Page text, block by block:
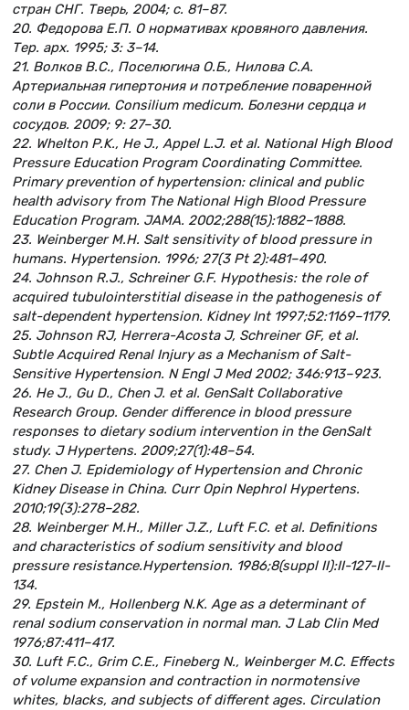
стран СНГ. Тверь, 2004; с. 81–87.
20. Федорова Е.П. О нормативах кровяного давления.
Тер. арх. 1995; 3: 3–14.
21. Волков В.С., Поселюгина О.Б., Нилова С.А.
Артериальная гипертония и потребление поваренной
соли в России. Сonsilium medicum. Болезни сердца и
сосудов. 2009; 9: 27–30.
22. Whelton P.K., He J., Appel L.J. et al. National High Blood
Pressure Education Program Coordinating Committee.
Primary prevention of hypertension: clinical and public
health advisory from The National High Blood Pressure
Education Program. JAMA. 2002;288(15):1882–1888.
23. Weinberger M.H. Salt sensitivity of blood pressure in
humans. Hypertension. 1996; 27(3 Pt 2):481–490.
24. Johnson R.J., Schreiner G.F. Hypothesis: the role of
acquired tubulointerstitial disease in the pathogenesis of
salt-dependent hypertension. Kidney Int 1997;52:1169–1179.
25. Johnson RJ, Herrera-Acosta J, Schreiner GF, et al.
Subtle Acquired Renal Injury as a Mechanism of Salt-
Sensitive Hypertension. N Engl J Med 2002; 346:913–923.
26. He J., Gu D., Chen J. et al. GenSalt Collaborative
Research Group. Gender difference in blood pressure
responses to dietary sodium intervention in the GenSalt
study. J Hypertens. 2009;27(1):48–54.
27. Chen J. Epidemiology of Hypertension and Chronic
Kidney Disease in China. Curr Opin Nephrol Hypertens.
2010;19(3):278–282.
28. Weinberger M.H., Miller J.Z., Luft F.C. et al. Definitions
and characteristics of sodium sensitivity and blood
pressure resistance.Hypertension. 1986;8(suppl II):II-127-II-
134.
29. Epstein M., Hollenberg N.K. Age as a determinant of
renal sodium conservation in normal man. J Lab Clin Med
1976;87:411–417.
30. Luft F.C., Grim C.E., Fineberg N., Weinberger M.C. Effects
of volume expansion and contraction in normotensive
whites, blacks, and subjects of different ages. Circulation